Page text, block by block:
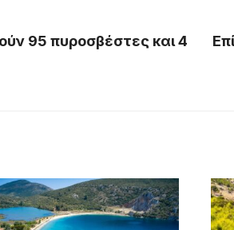
95 πυροσβέστες και 4